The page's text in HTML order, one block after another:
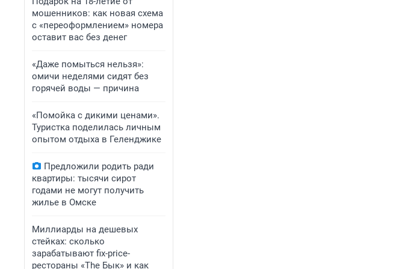
мошенников: как новая схема
с «переоформлением» номера
оставит вас без денег
«Даже помыться нельзя»:
омичи неделями сидят без
горячей воды — причина
«Помойка с дикими ценами».
Туристка поделилась личным
опытом отдыха в Геленджике
Предложили родить ради
квартиры: тысячи сирот
годами не могут получить
жилье в Омске
Миллиарды на дешевых
стейках: сколько
зарабатывают fix-price-
рестораны «The Бык» и как